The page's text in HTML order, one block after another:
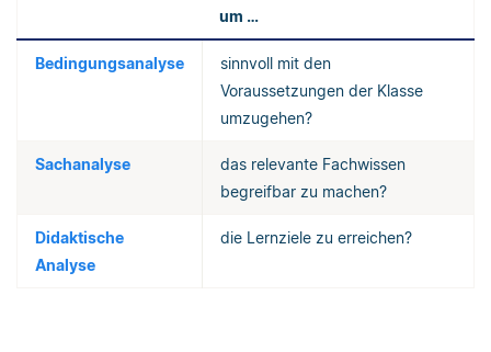
um …
Bedingungsanalyse
sinnvoll mit den
Voraussetzungen der Klasse
umzugehen?
Sachanalyse
das relevante Fachwissen
begreifbar zu machen?
Didaktische
Analyse
die Lernziele zu erreichen?